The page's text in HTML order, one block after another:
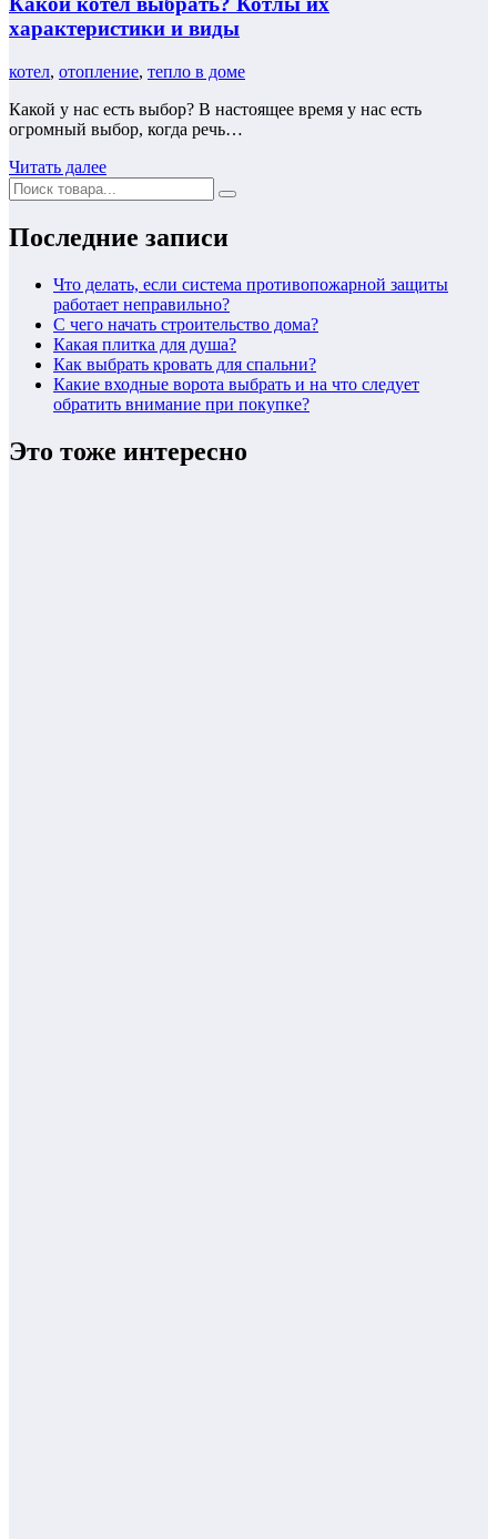
характеристики и виды
котел, отопление, тепло в доме
Какой у нас есть выбор? В настоящее время у нас есть
огромный выбор, когда речь…
Читать далее
Последние записи
Что делать, если система противопожарной защиты
работает неправильно?
С чего начать строительство дома?
Какая плитка для душа?
Как выбрать кровать для спальни?
Какие входные ворота выбрать и на что следует
обратить внимание при покупке?
Это тоже интересно